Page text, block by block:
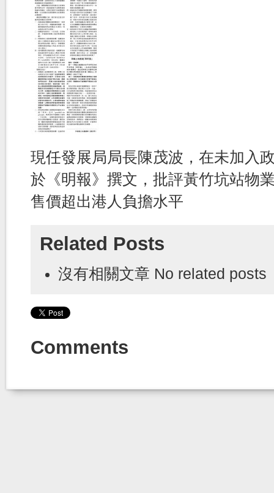
現任發展局局長陳茂波，在未加入
於《明報》撰文，批評黃竹坑站物
售價超出港人負擔水平
Related Posts
沒有相關文章 No related posts
Comments